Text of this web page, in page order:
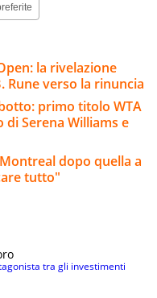
la rivelazione
Rune verso la rinuncia
primo titolo WTA
di Serena Williams e
dopo quella a
tutto"
tra gli investimenti